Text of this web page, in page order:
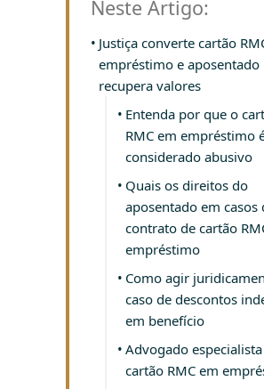
Neste Artigo:
Justiça converte cartão
empréstimo e aposentado
recupera valores
Entenda por que o
RMC em empréstimo
considerado abusivo
Quais os direitos do
aposentado em casos
contrato de cartão
empréstimo
Como agir
caso de descontos
em benefício
Advogado
cartão RMC em